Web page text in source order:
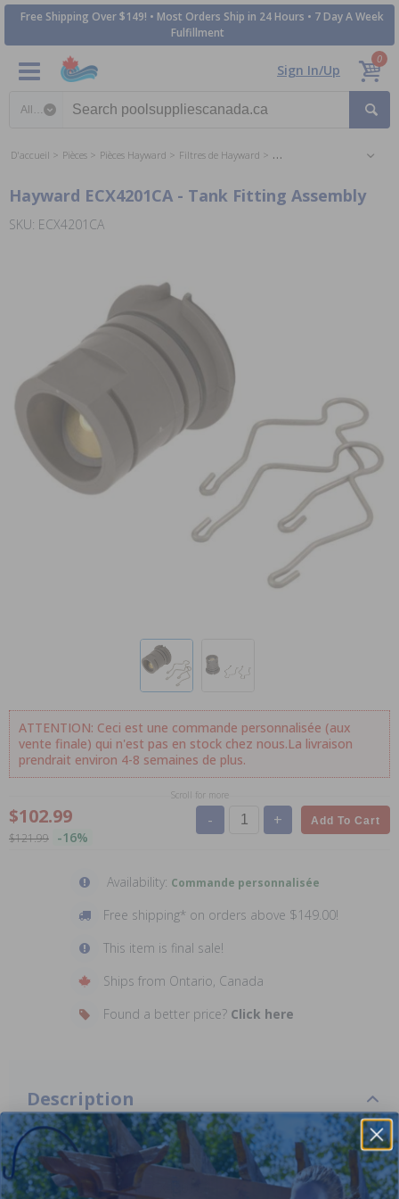
Free Shipping Over $149! • Most Orders Ship in 24 Hours • 7 Day A Week
Fulfillment
Sign In/Up
0
D'accueil Pièces Pièces Hayward Filtres de Hayward Les Pièces pour les Filtres
Hayward ECX4201CA - Tank Fitting Assembly
SKU: ECX4201CA
ATTENTION: Ceci est une commande personnalisée (aux
vente finale) qui n'est pas en stock chez nous.La livraison
prendrait environ 4-8 semaines de plus.
Scroll for more
$102.99
$121.99 -16%
- + Add To Cart
Availability: Commande personnalisée
Free shipping* on orders above $149.00!
This item is final sale!
Ships from Ontario, Canada
Found a better price? Click here
Description
Hayward ECX4201CA - Tank Fitting Assembly
Hayward Part Code: ECX4201CA